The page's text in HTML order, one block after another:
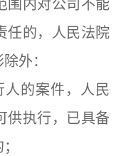
围内对公司不能
任的，人民法院
外：
的案件，人民
供执行，已具备